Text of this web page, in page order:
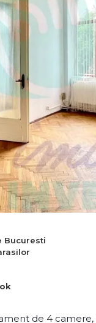
Bucuresti
de 4 camere,